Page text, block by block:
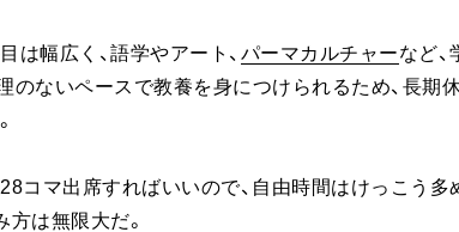
は幅広く、語学やアート、 パーマカルチャーなど
のないペースで教養を身につけられるため、長期
コマ出席すればいいので、自由時間はけっこう多
方は無限大だ。